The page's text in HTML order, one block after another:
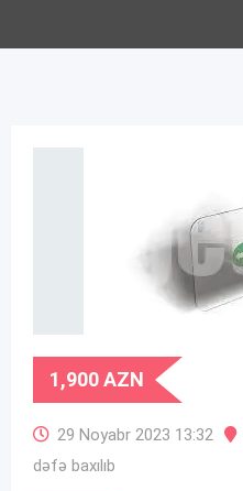
1,900AZN
29 Noyabr 2023 13:32
dəfə baxılıb